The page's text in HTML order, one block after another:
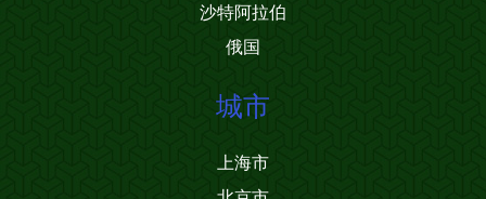
沙特阿拉伯
俄国
城市
上海市